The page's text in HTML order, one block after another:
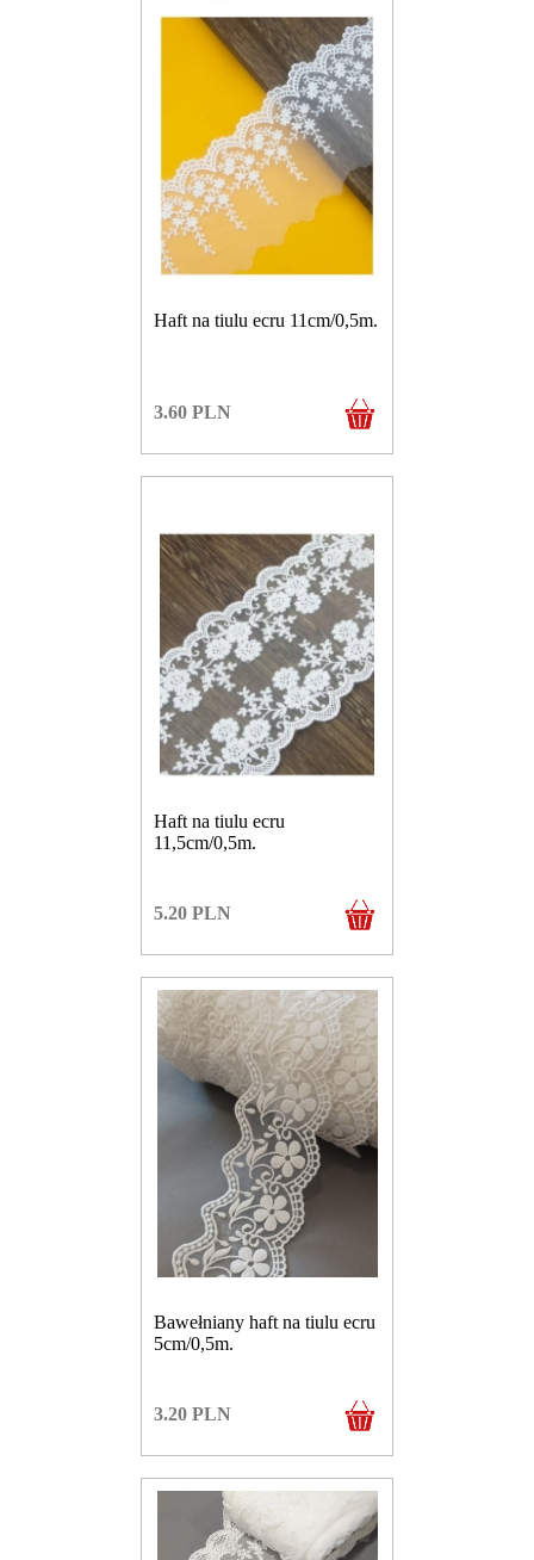
Haft na tiulu ecru 11cm/0,5m.
3.60 PLN
Haft na tiulu ecru
11,5cm/0,5m.
5.20 PLN
Bawełniany haft na tiulu ecru
5cm/0,5m.
3.20 PLN